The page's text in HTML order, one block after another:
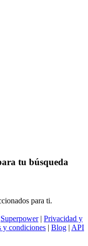
tu búsqueda
para ti.
Superpower| Privacidad y
y condiciones | Blog | API